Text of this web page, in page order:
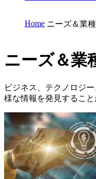
Home ニーズ＆業種
ニーズ＆業
ビジネス、テクノロジ
様な情報を発見すること